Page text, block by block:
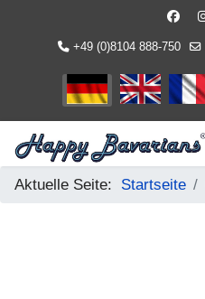
+49 (0)8104 888-750
Sprache auswählen
Aktuelle Seite: Startseite